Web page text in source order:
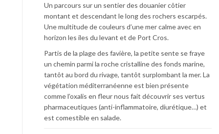
Un parcours sur un sentier des douanier côtier
montant et descendant le long des rochers escarpés.
Une multitude de couleurs d’une mer calme avec en
horizon les iles du levant et de Port Cros.
Partis de la plage des favière, la petite sente se fraye
un chemin parmi la roche cristalline des fonds marine,
tantôt au bord du rivage, tantôt surplombant la mer. La
végétation méditerranéenne est bien présente
comme l’oxalis en fleur nous fait découvrir ses vertus
pharmaceutiques (anti-inflammatoire, diurétique…) et
est comestible en salade.